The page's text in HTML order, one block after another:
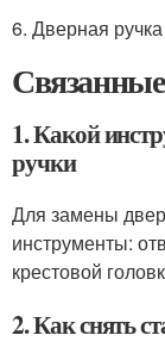
6. Дверная
1. Какой
ручки
Для замены
инструменты:
крестовой
2. Как снять